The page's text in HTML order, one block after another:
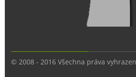
© 2008 - 2016 Všechna práva